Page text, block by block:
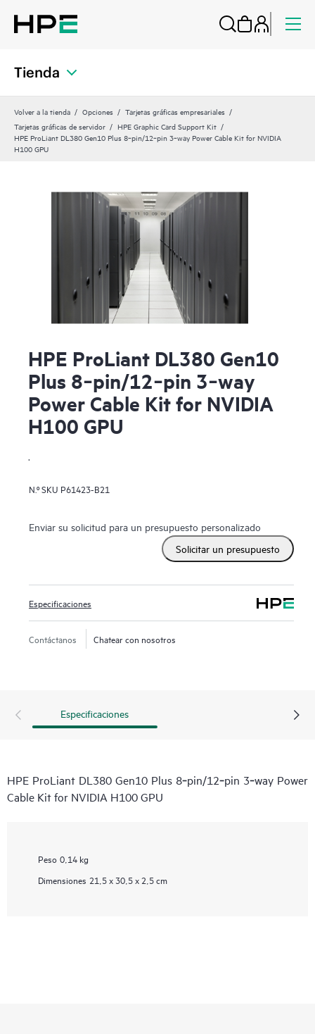
Tienda
Volver a la tienda Opciones
Tarjetas gráficas empresariales
Tarjetas gráficas de servidor
HPE Graphic Card Support Kit
HPE ProLiant DL380 Gen10 Plus 8‑pin/12‑pin 3‑way Power Cable Kit for NVIDIA
H100 GPU
HPE ProLiant DL380 Gen10
Plus 8‑pin/12‑pin 3‑way
Power Cable Kit for NVIDIA
H100 GPU
.
N.º SKU P61423-B21
Enviar su solicitud para un presupuesto personalizado
Solicitar un presupuesto
Especificaciones
Contáctanos Chatear con nosotros
Especificaciones
HPE ProLiant DL380 Gen10 Plus 8‑pin/12‑pin 3‑way Power
Cable Kit for NVIDIA H100 GPU
Peso 0,14 kg
Dimensiones 21,5 x 30,5 x 2,5 cm